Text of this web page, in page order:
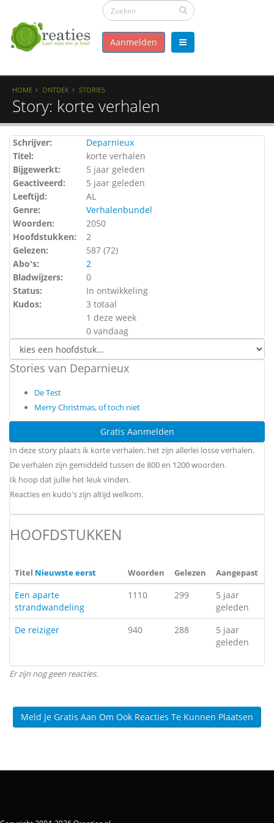
Aanmelden
HOME ONTDEK STORIES
Story: korte verhalen
Schrijver:
Deparnieux
Titel:
korte verhalen
Bijgewerkt:
5 jaar geleden
Geactiveerd:
5 jaar geleden
Leeftijd:
AL
Genre:
Verhalenbundel
Woorden:
2050
Hoofdstukken:
2
Gelezen:
587 (72)
Abo's:
2
Bladwijzers:
0
Status:
In ontwikkeling
Kudos:
3 totaal
1 deze week
0 vandaag
Stories van Deparnieux
De Test
Merry Christmas, of toch niet
Gratis Aanmelden
In deze story plaats ik korte verhalen. het zijn allerlei losse verhalen.
De verhalen zijn gemiddeld tussen de 800 en 1200 woorden.
Ik hoop dat jullie het leuk vinden.
Reacties en kudo's zijn altijd welkom.
HOOFDSTUKKEN
Titel Nieuwste eerst Woorden Gelezen Aangepast
Een aparte
strandwandeling
1110 299
5 jaar
geleden
De reiziger
940 288
5 jaar
geleden
Er zijn nog geen reacties.
Meld Je Gratis Aan Om Ook Reacties Te Kunnen Plaatsen